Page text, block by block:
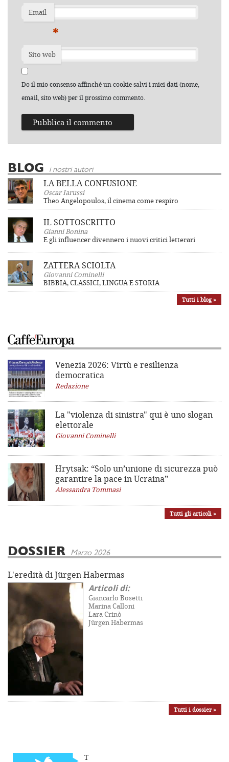
Email
*
Sito web
Do il mio consenso affinché un cookie salvi i miei dati (nome,
email, sito web) per il prossimo commento.
BLOG i nostri autori
LA BELLA CONFUSIONE
Oscar Iarussi
Theo Angelopoulos, il cinema come respiro
IL SOTTOSCRITTO
Gianni Bonina
E gli influencer divennero i nuovi critici letterari
ZATTERA SCIOLTA
Giovanni Cominelli
BIBBIA, CLASSICI, LINGUA E STORIA
Tutti i blog »
Venezia 2026: Virtù e resilienza
democratica
Redazione
La "violenza di sinistra" qui è uno slogan
elettorale
Giovanni Cominelli
Hrytsak: “Solo un’unione di sicurezza può
garantire la pace in Ucraina”
Alessandra Tommasi
Tutti gli articoli »
DOSSIER Marzo 2026
L'eredità di Jürgen Habermas
Articoli di:
Giancarlo Bosetti
Marina Calloni
Lara Crinò
Jürgen Habermas
Tutti i dossier »
T